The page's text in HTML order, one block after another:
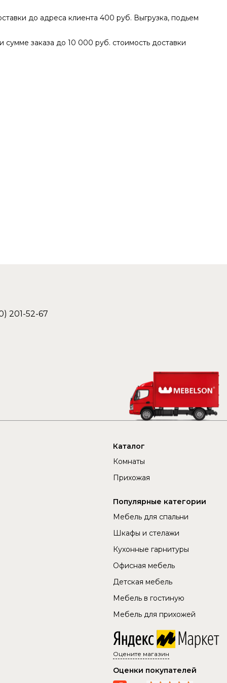
до адреса клиента 400 руб. Выгрузка, подьем
заказа до 10 000 руб. стоимость доставки
201-52-67
Каталог
Комнаты
Прихожая
Популярные категории
Мебель для спальни
Шкафы и стелажи
Кухонные гарнитуры
Офисная мебель
Детская мебель
Мебель в гостиную
Мебель для прихожей
Оцените магазин
Оценки покупателей